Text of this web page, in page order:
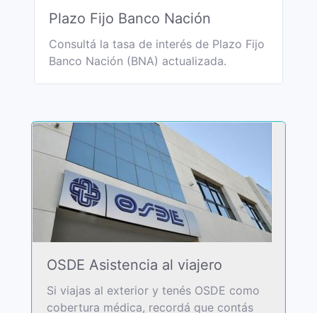
Plazo Fijo Banco Nación
Consultá la tasa de interés de Plazo Fijo
Banco Nación (BNA) actualizada.
OSDE Asistencia al viajero
Si viajas al exterior y tenés OSDE como
cobertura médica, recordá que contás